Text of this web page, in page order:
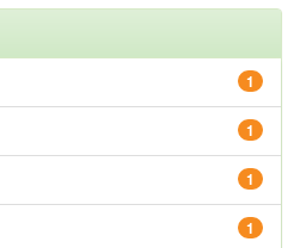
1
1
1
1